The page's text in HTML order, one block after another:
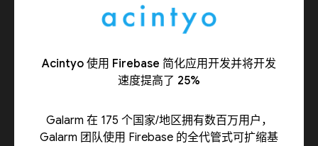
Acintyo 使用 Firebase 简化应用开发并将开发
速度提高了 25%
Galarm 在 175 个国家/地区拥有数百万用户，
Galarm 团队使用 Firebase 的全代管式可扩缩基